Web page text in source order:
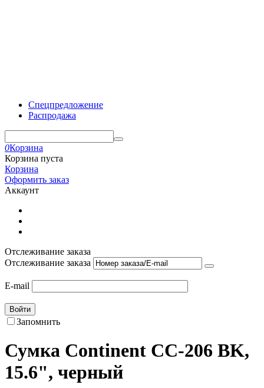
Спецпредложение
Распродажа
0Корзина
Корзина пуста
Корзина
Оформить заказ
Аккаунт
Отслеживание заказа
Отслеживание заказа
E-mail
Войти
Запомнить
Сумка Continent CC-206 BK,
15.6", черный